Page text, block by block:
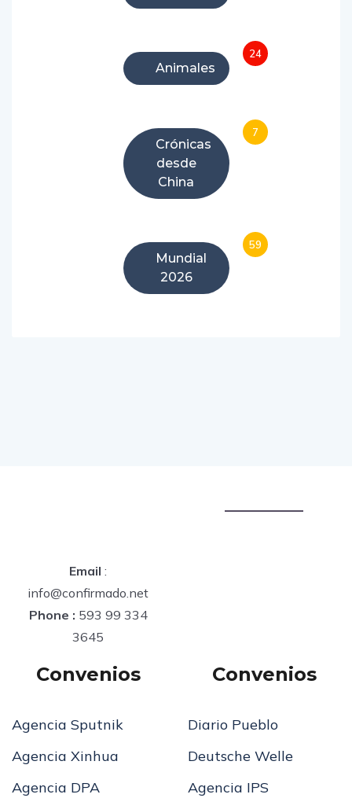
Animales
24
Crónicas
desde
China
7
Mundial
2026
59
Email :
info@confirmado.net
Phone : 593 99 334
3645
Convenios
Agencia Sputnik
Agencia Xinhua
Agencia DPA
Convenios
Diario Pueblo
Deutsche Welle
Agencia IPS